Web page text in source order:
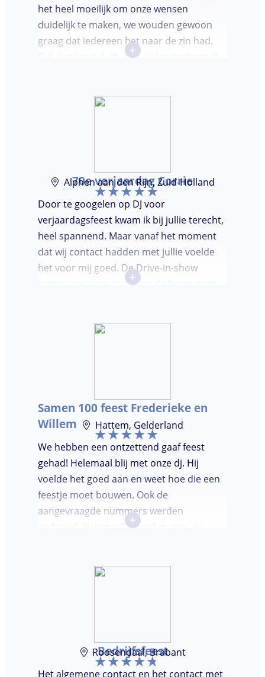
het heel moeilijk om onze wensen
duidelijk te maken, we wouden gewoon
graag dat iedereen het naar de zin had.
Dat is zeker gelukt, er is volop gedanst. Ik
avondje gehad en zou DJ huren zeker
+
70e verjaardag Corrie
Alphen aan den Rijn, Zuid-Holland
Door te googelen op DJ voor
verjaardagsfeest kwam ik bij jullie terecht,
heel spannend. Maar vanaf het moment
dat wij contact hadden met jullie voelde
het voor mij goed. De Drive-in-show
Intiem was voor ons feest de beste optie
je geld. De gasten vroegen zich af waar ik
+
Samen 100 feest Frederieke en
Willem
Hattem, Gelderland
We hebben een ontzettend gaaf feest
gehad! Helemaal blij met onze dj. Hij
voelde het goed aan en weet hoe die een
feestje moet bouwen. Ook de
aangevraagde nummers werden
gedraaid. Helemaal tevreden over de
+
Bedrijfsfeest
Roosendaal, Brabant
Het algemene contact en het contact met